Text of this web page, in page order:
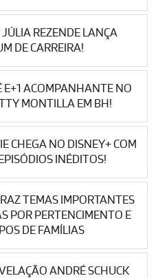
REZENDE LANÇA
DE CARREIRA!
E+1 ACOMPANHANTE NO
MONTILLA EM BH!
CHEGA NO DISNEY+ COM
INÉDITOS!
TEMAS IMPORTANTES
POR PERTENCIMENTO E
DE FAMÍLIAS
ANDRÉ SCHUCK